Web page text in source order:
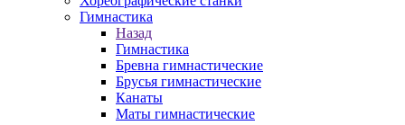
Гимнастика
Назад
Гимнастика
Бревна гимнастические
Брусья гимнастические
Канаты
Маты гимнастические